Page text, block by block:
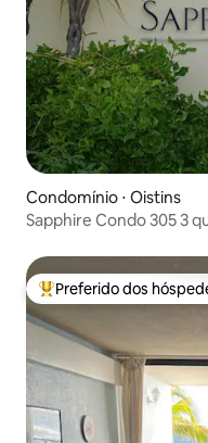
Condomínio ⋅ Oistins
Sapphire Condo 305 3
Entre os melhores
Preferido dos